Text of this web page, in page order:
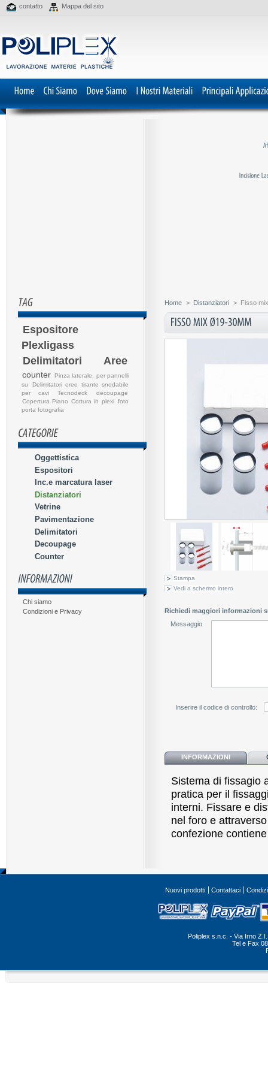
contatto Mappa del sito
Espositore
Plexligass
Delimitatori Aree
counter
Pinza laterale. per pannelli
su
Delimitatori eree
tirante snodabile
per cavi
Tecnodeck
decoupage
Copertura Piano Cottura in plexi foto
porta fotografia
Oggettistica
Espositori
Inc.e marcatura laser
Distanziatori
Vetrine
Pavimentazione
Delimitatori
Decoupage
Counter
Chi siamo
Condizioni e Privacy
Home > Distanziatori > Fisso
Stampa
Vedi a schermo intero
Richiedi maggiori informazioni
Messaggio
Inserire il codice di controllo:
INFORMAZIONI
Sistema di fissagio
pratica per il
interni. Fissare e
nel foro e
confezione
Nuovi prodotti Contattaci
Poliplex s.n.c. - Via Irno
Tel e Fax